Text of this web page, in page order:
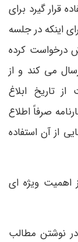
قرار گیرد برای
اینکه در جلسه
درخواست کرده
می کند و از
کند تا در 72 ساعت از تاریخ ابلاغ
صرفاً اطلاع
از آن استفاده
اهمیت ویژه ای
نوشتن مطالب